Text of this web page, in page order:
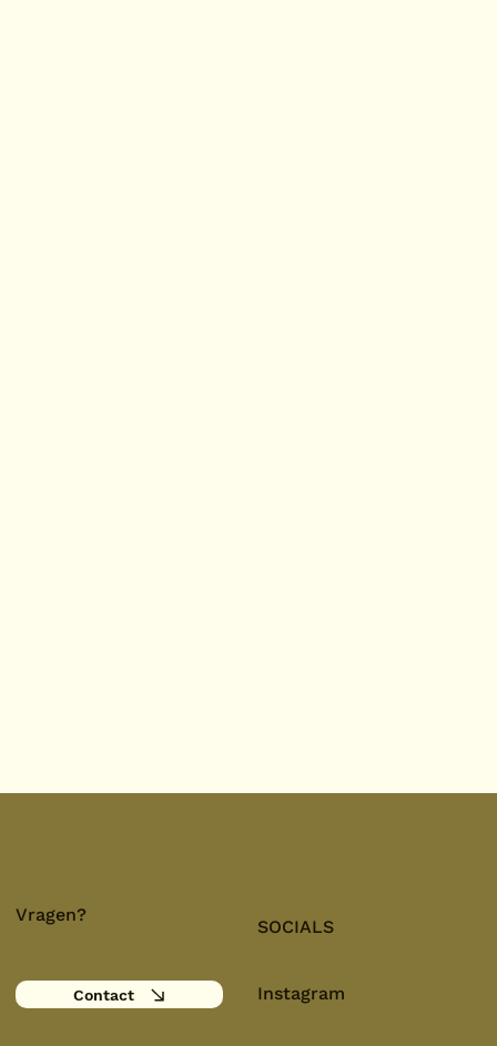
SOCIALS
Instagram
Vragen?
Contact